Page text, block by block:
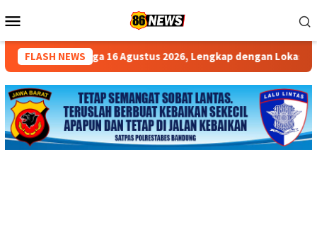
ke
Mobile
FLASH NEWS
Agustus 2026, Lengkap dengan Lokasi, Biaya dan Syarat